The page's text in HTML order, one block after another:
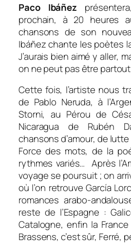
Paco Ibáñez
prochain, à 20 heures
chansons de son
Ibáñez chante les poètes
J’aurais bien aimé y aller,
on ne peut pas être
Cette fois, l’artiste nous
de Pablo Neruda, à
Storni, au Pérou de
Nicaragua de Rubén
chansons d’amour, de
Force des mots, de la
rythmes variés… Après
voyage se poursuit ; on
où l’on retrouve García
romances arabo-
reste de l’Espagne :
Catalogne, enfin la
Brassens, c’est sûr, Ferré,